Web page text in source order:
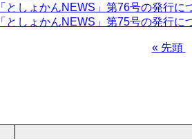
「としょかんNEWS」第76号の発行に
「としょかんNEWS」第75号の発行に
先
« 先頭